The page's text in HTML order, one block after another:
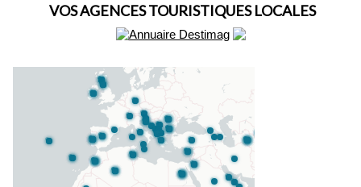
VOS AGENCES TOURISTIQUES LOCALES